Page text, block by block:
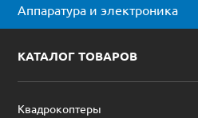
Аппаратура и электроника
КАТАЛОГ ТОВАРОВ
Квадрокоптеры